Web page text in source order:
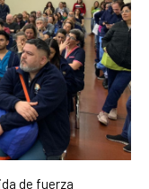
de fuerza